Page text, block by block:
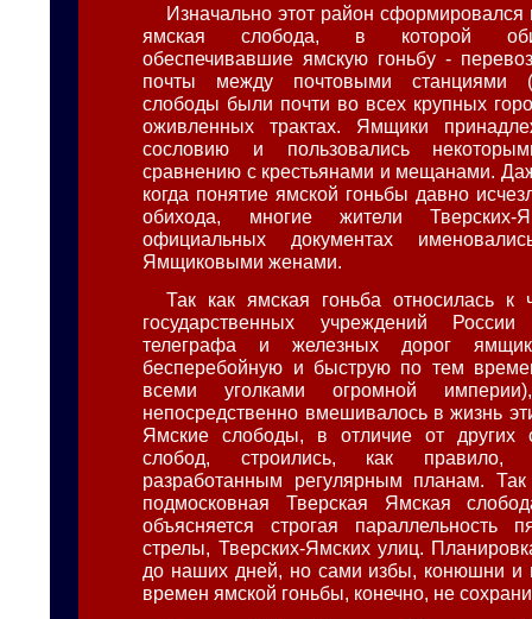
Изначально этот район сформировался
ямская слобода, в которой
обеспечивавшие ямскую гоньбу -
почты между почтовыми станциями
слободы были почти во всех крупных
оживленных трактах. Ямщики
сословию и пользовались
сравнению с крестьянами и мещанами.
когда понятие ямской гоньбы давно
обихода, многие жители
официальных документах
Ямщиковыми женами.
Так как ямская гоньба относилась к
государственных учреждений
телеграфа и железных дорог
бесперебойную и быструю по тем
всеми уголками огромной империи),
непосредственно вмешивалось в жизнь
Ямские слободы, в отличие от других
слобод, строились, как правило,
разработанным регулярным планам. Так
подмосковная Тверская Ямская
объясняется строгая параллельность
стрелы, Тверских-Ямских улиц.
до наших дней, но сами избы, конюшни и
времен ямской гоньбы, конечно, не